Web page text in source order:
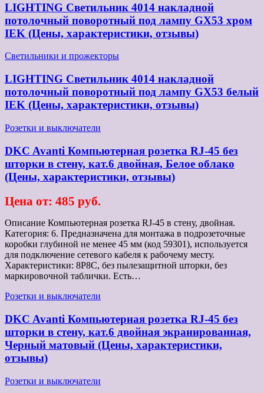
LIGHTING Светильник 4014 накладной
потолочный поворотный под лампу GX53 хром
IEK (Цены, характеристики, отзывы)
Светильники и прожекторы
LIGHTING Светильник 4014 накладной
потолочный поворотный под лампу GX53 белый
IEK (Цены, характеристики, отзывы)
Розетки и выключатели
DKC Avanti Компьютерная розетка RJ-45 без
шторки в стену, кат.6 двойная, Белое облако
(Цены, характеристики, отзывы)
Цена от: 485 руб.
Описание Компьютерная розетка RJ-45 в стену, двойная.
Категория: 6. Предназначена для монтажа в подрозеточные
коробки глубиной не менее 45 мм (код 59301), используется
для подключение сетевого кабеля к рабочему месту.
Характеристики: 8P8C, без пылезащитной шторки, без
маркировочной таблички. Есть…
Розетки и выключатели
DKC Avanti Компьютерная розетка RJ-45 без
шторки в стену, кат.6 двойная экранированная,
Черный матовый (Цены, характеристики,
отзывы)
Розетки и выключатели